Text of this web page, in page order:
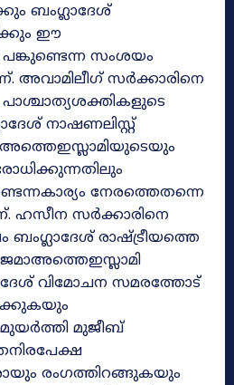
ബംഗ്ലാദേശ്
ഈ
സംശയം
അവാമിലീഗ് സർക്കാരിനെ
പാശ്ചാത്യശക്തികളുടെ
നാഷണലിസ്റ്റ്
നേരത്തെതന്നെ
ഹസീന സർക്കാരിനെ
ബംഗ്ലാദേശ് രാഷ്ട്രീയത്തെ
വിമോചന സമരത്തോട്
മുജീബ്‌
രംഗത്തിറങ്ങുകയും